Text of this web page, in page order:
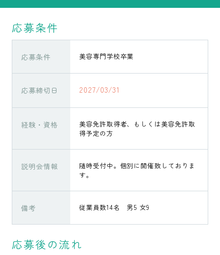
応募条件
応募条件 美容専門学校卒業
応募締切日 2027/03/31
経験・資格
美容免許取得者、もしくは美容免許取
得予定の方
説明会情報
随時受付中。個別に開催致しておりま
す。
備考 従業員数14名 男5 女9
応募後の流れ